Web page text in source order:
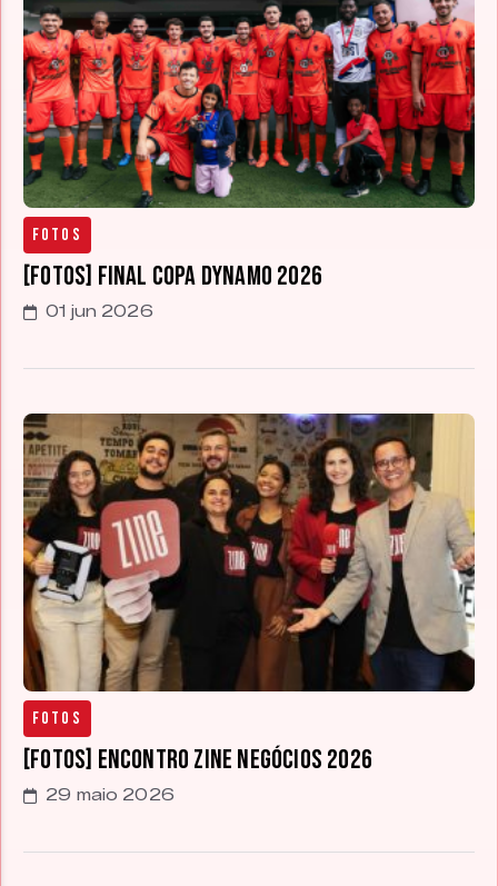
Fotos
[FOTOS] Final Copa Dynamo 2026
01 jun 2026
Fotos
[FOTOS] Encontro Zine Negócios 2026
29 maio 2026